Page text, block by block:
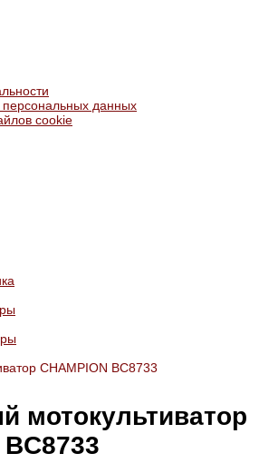
персональных данных
cookie
CHAMPION BC8733
мотокультиватор